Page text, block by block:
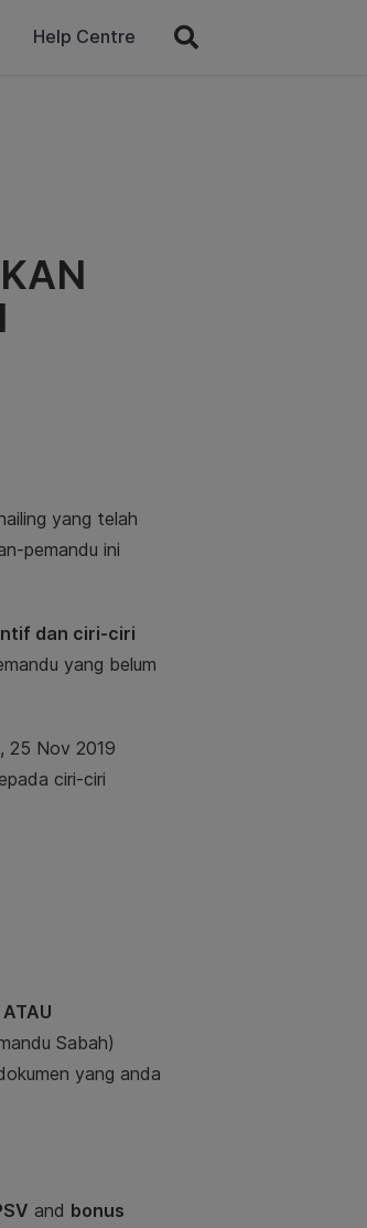
Help Centre
yang telah
pemandu ini
dan ciri-ciri
yang belum
25 Nov 2019
ciri-ciri
ATAU
Sabah)
yang anda
and bonus